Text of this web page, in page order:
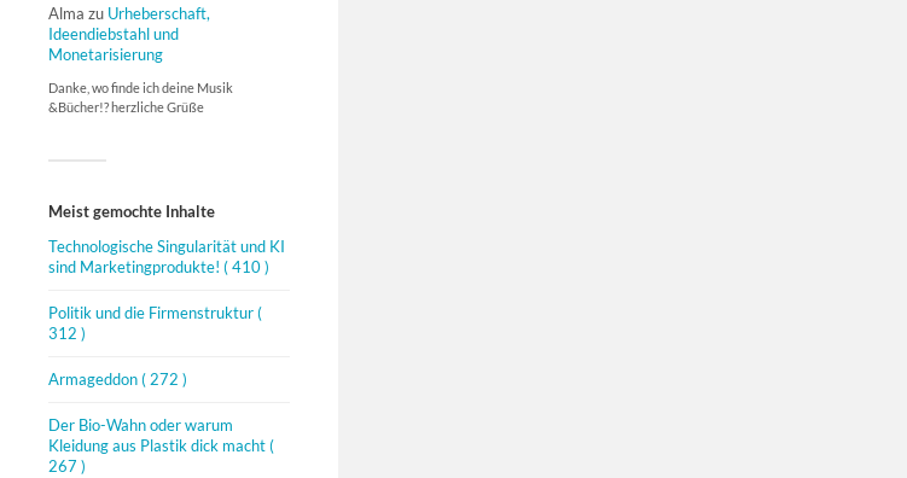
Alma zu Urheberschaft,
Ideendiebstahl und
Monetarisierung
Danke, wo finde ich deine Musik
&Bücher!? herzliche Grüße
Meist gemochte Inhalte
Technologische Singularität und KI
sind Marketingprodukte! ( 410 )
Politik und die Firmenstruktur(
312 )
Armageddon( 272 )
Der Bio-Wahn oder warum
Kleidung aus Plastik dick macht(
267 )